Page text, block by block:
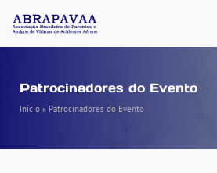
Patrocinadores do Evento
Início » Patrocinadores do Evento